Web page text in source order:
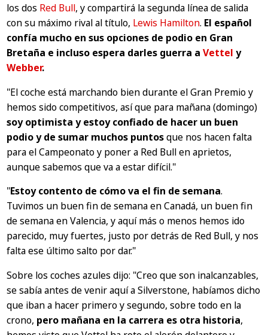
los dos Red Bull, y compartirá la segunda línea de salida
con su máximo rival al título, Lewis Hamilton. El español
confía mucho en sus opciones de podio en Gran
Bretaña e incluso espera darles guerra aVettel y
Webber.
"El coche está marchando bien durante el Gran Premio y
hemos sido competitivos, así que para mañana (domingo)
soy optimista y estoy confiado de hacer un buen
podio y de sumar muchos puntosque nos hacen falta
para el Campeonato y poner a Red Bull en aprietos,
aunque sabemos que va a estar difícil."
"Estoy contento de cómo va el fin de semana.
Tuvimos un buen fin de semana en Canadá, un buen fin
de semana en Valencia, y aquí más o menos hemos ido
parecido, muy fuertes, justo por detrás de Red Bull, y nos
falta ese último salto por dar."
Sobre los coches azules dijo: "Creo que son inalcanzables,
se sabía antes de venir aquí a Silverstone, habíamos dicho
que iban a hacer primero y segundo, sobre todo en la
crono, pero mañana en la carrera es otra historia,